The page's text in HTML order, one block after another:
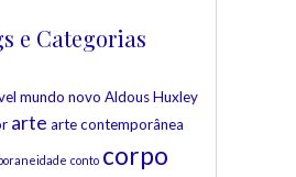
e Categorias
mundo novo Aldous Huxley
arte arte contemporânea
conto corpo